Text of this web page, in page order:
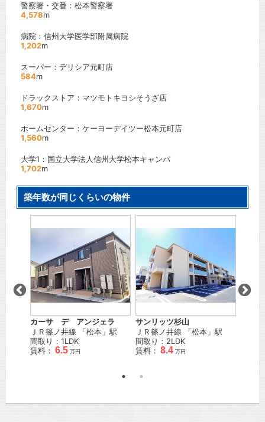
警察署・交番：松本警察署
4,578m
病院：信州大学医学部附属病院
1,202m
スーパー：デリシア元町店
584m
ドラックストア：マツモトキヨシそうざ店
1,670m
ホームセンター：ケーヨーデイツー松本元町店
1,560m
大学1：国立大学法人信州大学松本キャンパ
1,702m
築年数が同じくらいの物件
カーサ デ アンジェラ
ＪＲ篠ノ井線 「松本 」駅
間取り：1LDK
賃料： 6.5 万円
サンリッツ杉山
ＪＲ篠ノ井線 「松本 」駅
間取り：2LDK
賃料： 8.4 万円